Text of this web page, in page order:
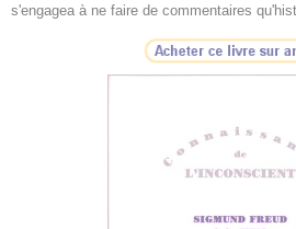
s'engagea à ne faire de commentaires